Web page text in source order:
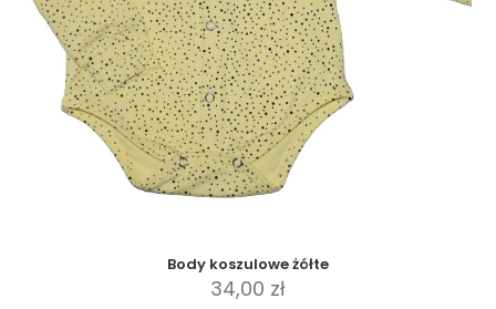
Body koszulowe żółte
34,00 zł